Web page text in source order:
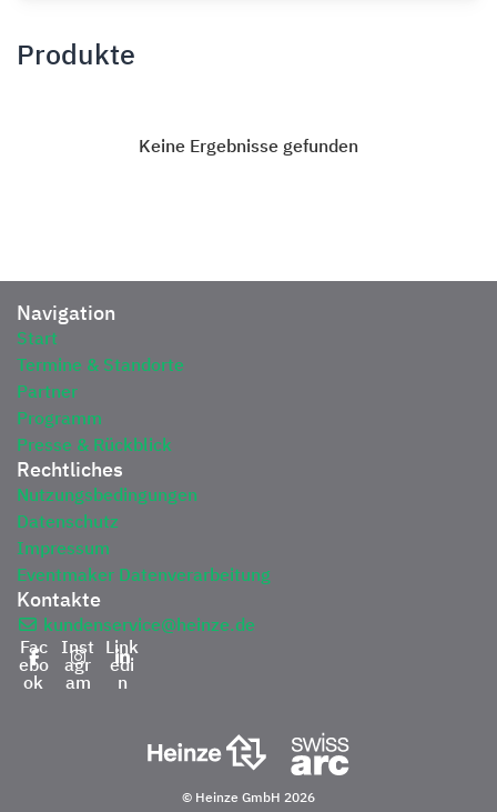
Produkte
Keine Ergebnisse gefunden
Navigation
Start
Termine & Standorte
Partner
Programm
Presse & Rückblick
Rechtliches
Nutzungsbedingungen
Datenschutz
Impressum
Eventmaker Datenverarbeitung
Kontakte
kundenservice@heinze.de
Fac
ebo
ok
Inst
agr
am
Link
edi
n
© Heinze GmbH 2026